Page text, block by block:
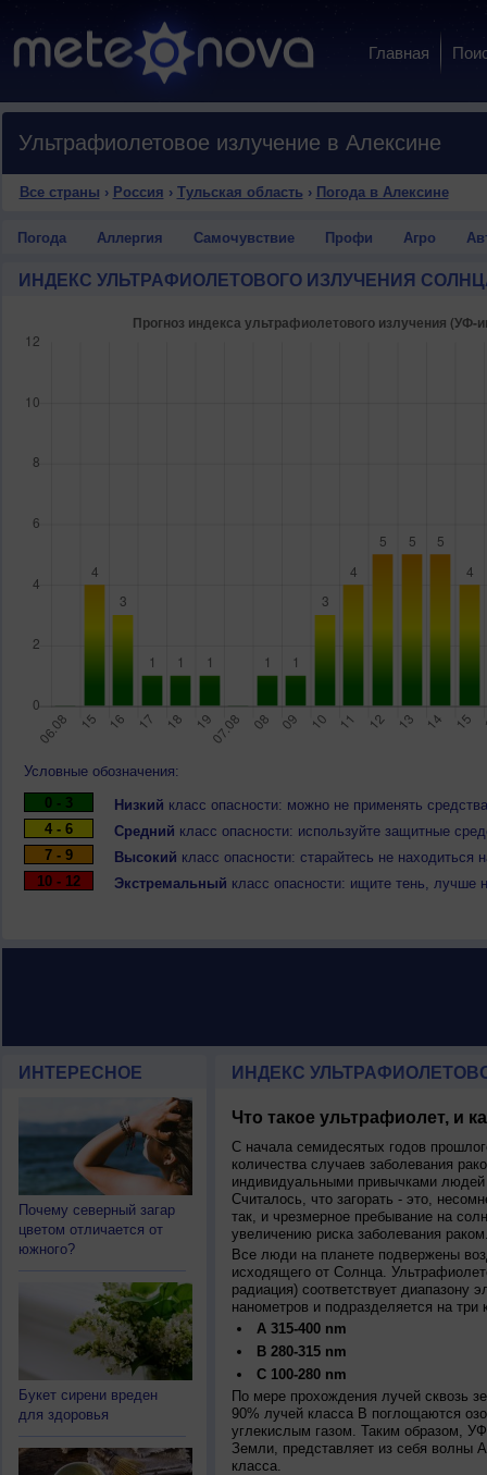
Главная
Ультрафиолетовое излучение в Алексине
Все страны › Россия › Тульская область › Погода в Алексине
Погода Аллергия Самочувствие Профи Агро
ИНДЕКС УЛЬТРАФИОЛЕТОВОГО ИЗЛУЧЕНИЯ
Условные обозначения:
0 - 3
Низкий класс опасности: можно не применять
4 - 6
Средний класс опасности: используйте защитные
7 - 9
Высокий класс опасности: старайтесь не
10 - 12
Экстремальный класс опасности: ищите тень, лучше
ИНТЕРЕСНОЕ
Почему северный загар
цветом отличается от
южного?
Букет сирени вреден
для здоровья
ИНДЕКС
Что такое ультрафиолет, и
С начала семидесятых годов
количества случаев заболевания
индивидуальными привычками
Считалось, что загорать - это,
так, и чрезмерное пребывание на
увеличению риска заболевания
Все люди на планете подвержены
исходящего от Солнца.
радиация) соответствует диапазону
нанометров и подразделяется на три
A 315-400 nm
B 280-315 nm
C 100-280 nm
По мере прохождения лучей сквозь
90% лучей класса B поглощаются
углекислым газом. Таким образом,
Земли, представляет из себя волны
класса.